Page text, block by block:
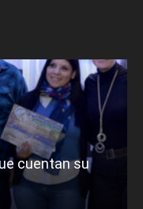
cuentan su